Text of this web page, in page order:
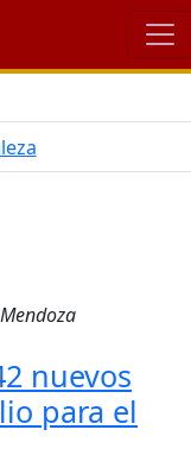
nuevos
para el